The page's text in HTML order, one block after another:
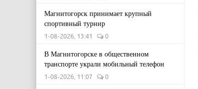
Магнитогорск принимает крупный
спортивный турнир
1-08-2026, 13:41 0
В Магнитогорске в общественном
транспорте украли мобильный телефон
1-08-2026, 11:07 0